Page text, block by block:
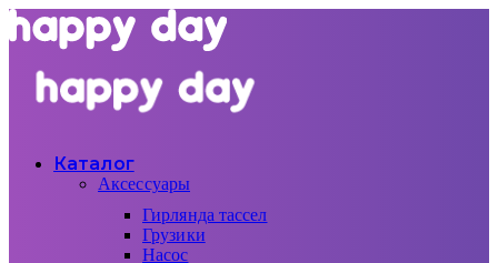
Каталог
Аксессуары
Гирлянда тассел
Грузики
Насос